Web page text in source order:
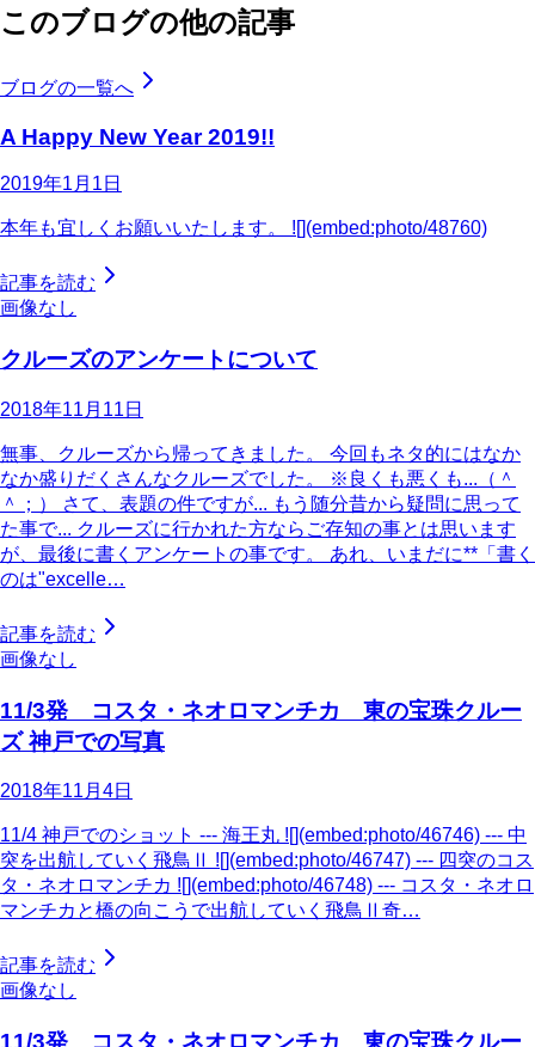
このブログの他の記事
ブログの一覧へ
A Happy New Year 2019!!
2019年1月1日
本年も宜しくお願いいたします。 ![](embed:photo/48760)
記事を読む
画像なし
クルーズのアンケートについて
2018年11月11日
無事、クルーズから帰ってきました。 今回もネタ的にはなか
なか盛りだくさんなクルーズでした。 ※良くも悪くも...（＾
＾；） さて、表題の件ですが... もう随分昔から疑問に思って
た事で... クルーズに行かれた方ならご存知の事とは思います
が、最後に書くアンケートの事です。 あれ、いまだに**「書く
のは"excelle…
記事を読む
画像なし
11/3発 コスタ・ネオロマンチカ 東の宝珠クルー
ズ 神戸での写真
2018年11月4日
11/4 神戸でのショット --- 海王丸 ![](embed:photo/46746) --- 中
突を出航していく飛鳥Ⅱ ![](embed:photo/46747) --- 四突のコス
タ・ネオロマンチカ ![](embed:photo/46748) --- コスタ・ネオロ
マンチカと橋の向こうで出航していく飛鳥Ⅱ奇…
記事を読む
画像なし
11/3発 コスタ・ネオロマンチカ 東の宝珠クルー